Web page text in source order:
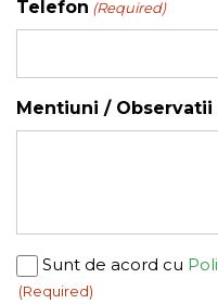
Telefon (Required)
Mentiuni / Observatii
Consent
(Required)
Sunt de acord cu
(Required)